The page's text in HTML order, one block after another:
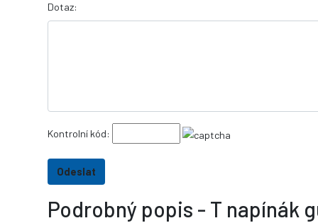
Dotaz:
Kontrolní kód:
Podrobný popis - T napínák